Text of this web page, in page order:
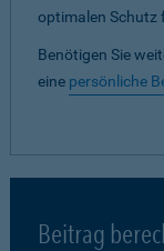
optimalen Schutz
Benötigen Sie
eine persönliche
Beitrag